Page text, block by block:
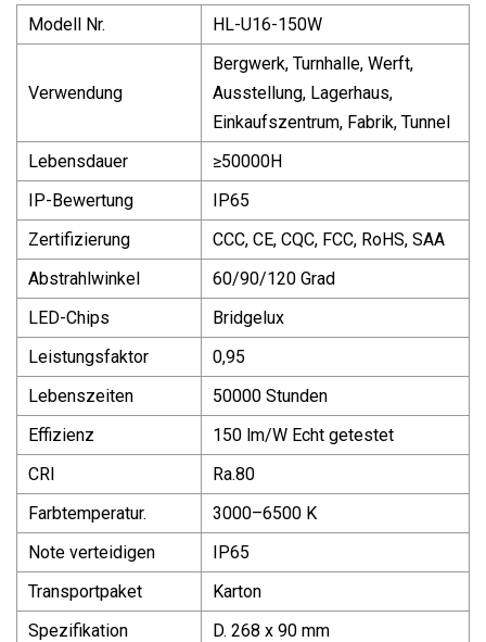
Modell Nr. HL-U16-150W
Verwendung
Bergwerk, Turnhalle, Werft,
Ausstellung, Lagerhaus,
Einkaufszentrum, Fabrik, Tunnel
Lebensdauer
≥50000H
IP-Bewertung
IP65
Zertifizierung
CCC, CE, CQC, FCC, RoHS, SAA
Abstrahlwinkel
60/90/120 Grad
LED-Chips
Bridgelux
Leistungsfaktor
0,95
Lebenszeiten
50000 Stunden
Effizienz
150 lm/W Echt getestet
CRI
Ra.80
Farbtemperatur.
3000–6500 K
Note verteidigen
IP65
Transportpaket
Karton
Spezifikation
D. 268 x 90 mm